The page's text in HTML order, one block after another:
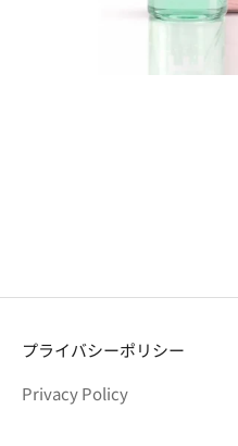
プライバシーポリシー
Privacy Policy